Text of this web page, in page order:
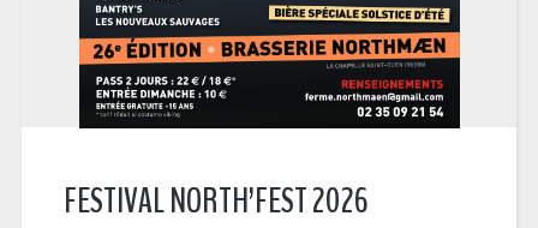
FESTIVAL NORTH’FEST 2026